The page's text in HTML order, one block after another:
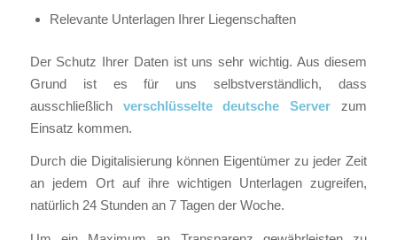
Relevante Unterlagen Ihrer Liegenschaften
Der Schutz Ihrer Daten ist uns sehr wichtig. Aus diesem
Grund ist es für uns selbstverständlich, dass
ausschließlich verschlüsselte deutsche Server zum
Einsatz kommen.
Durch die Digitalisierung können Eigentümer zu jeder Zeit
an jedem Ort auf ihre wichtigen Unterlagen zugreifen,
natürlich 24 Stunden an 7 Tagen der Woche.